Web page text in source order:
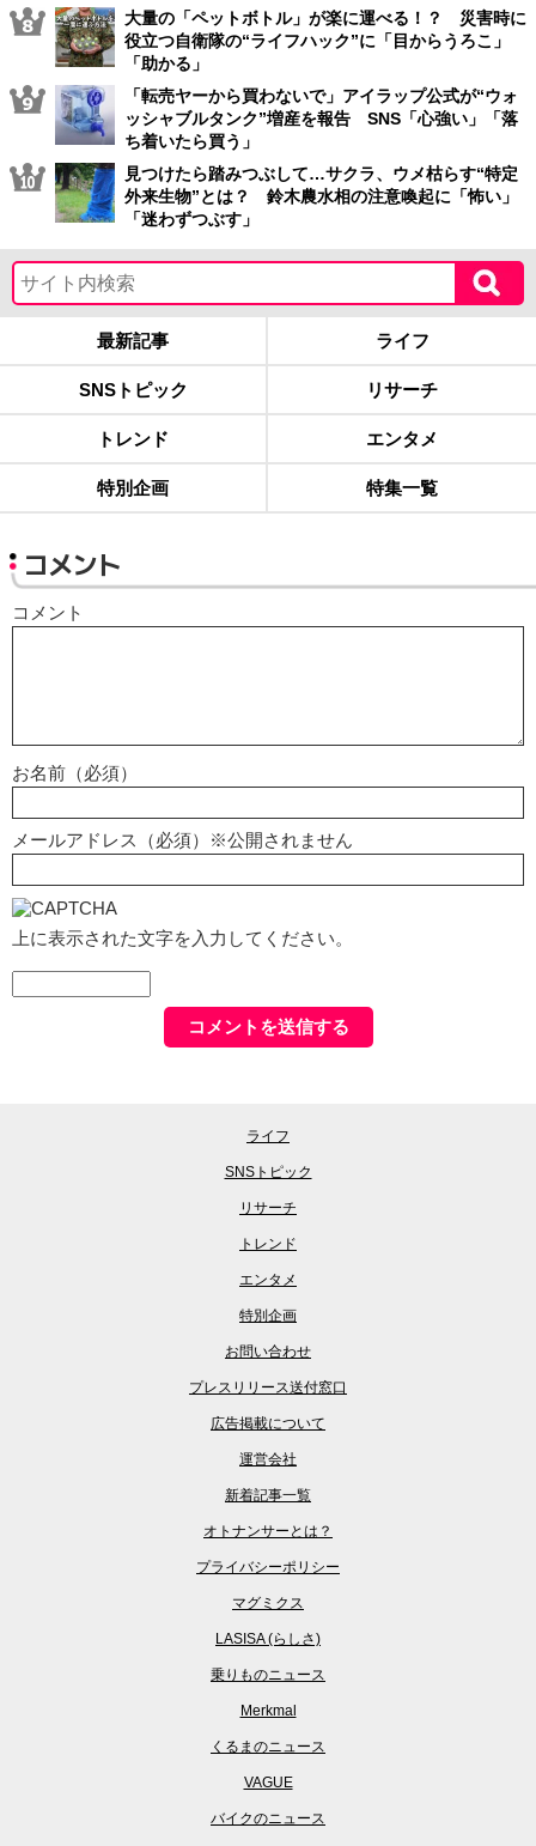
大量の「ペットボトル」が楽に運べる！？ 災害時に
役立つ自衛隊の“ライフハック”に「目からうろこ」
「助かる」
「転売ヤーから買わないで」アイラップ公式が“ウォ
ッシャブルタンク”増産を報告 SNS「心強い」「落
ち着いたら買う」
見つけたら踏みつぶして…サクラ、ウメ枯らす“特定
外来生物”とは？ 鈴木農水相の注意喚起に「怖い」
「迷わずつぶす」
最新記事 ライフ
SNSトピック リサーチ
トレンド エンタメ
特別企画 特集一覧
コメント
コメント
お名前（必須）
メールアドレス（必須）※公開されません
上に表示された文字を入力してください。
ライフ
SNSトピック
リサーチ
トレンド
エンタメ
特別企画
お問い合わせ
プレスリリース送付窓口
広告掲載について
運営会社
新着記事一覧
オトナンサーとは？
プライバシーポリシー
マグミクス
LASISA (らしさ)
乗りものニュース
Merkmal
くるまのニュース
VAGUE
バイクのニュース